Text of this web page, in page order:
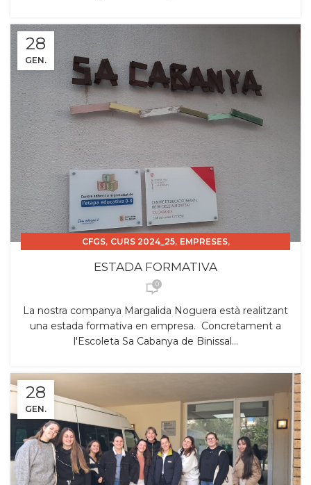
28
GEN.
CFGS, CURS 2024_25, EMPRESES,
SORTIDES PROFESSORAT
ESTADA FORMATIVA
0
La nostra companya Margalida Noguera està realitzant
una estada formativa en empresa. Concretament a
l'Escoleta Sa Cabanya de Binissal...
28
GEN.